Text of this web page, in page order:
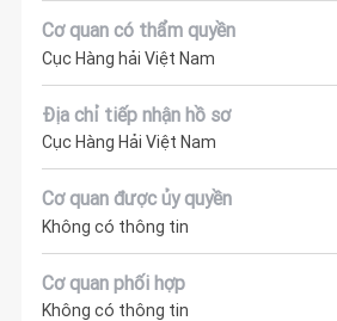
Cơ quan có thẩm quyền
Cục Hàng hải Việt Nam
Địa chỉ tiếp nhận hồ sơ
Cục Hàng Hải Việt Nam
Cơ quan được ủy quyền
Không có thông tin
Cơ quan phối hợp
Không có thông tin